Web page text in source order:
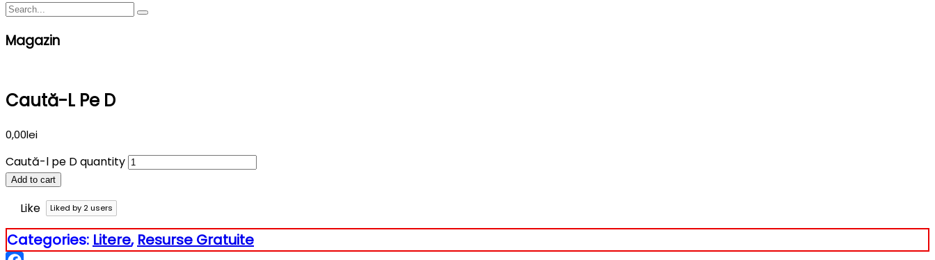
Magazin
Caută-L Pe D
0,00lei
Caută-l pe D quantity
Add to cart
Like Liked by 2users
Categories: Litere, Resurse Gratuite